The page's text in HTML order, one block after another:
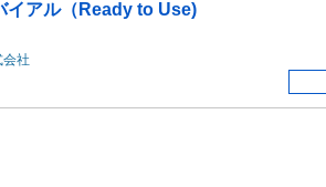
イアル（Ready to Use)
社